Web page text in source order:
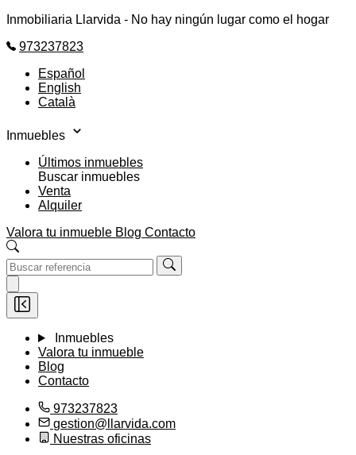
Inmobiliaria Llarvida - No hay ningún lugar como el hogar
973237823
Español
English
Català
Inmuebles
Últimos inmuebles
Buscar inmuebles
Venta
Alquiler
Valora tu inmueble Blog Contacto
Inmuebles
Valora tu inmueble
Blog
Contacto
973237823
gestion@llarvida.com
Nuestras oficinas